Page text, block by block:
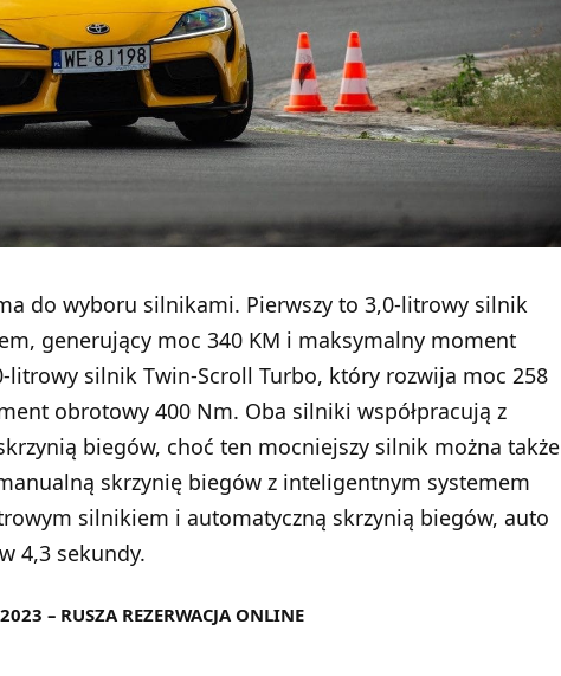
do wyboru silnikami. Pierwszy to 3,0-litrowy silnik
generujący moc 340 KM i maksymalny moment
silnik Twin-Scroll Turbo, który rozwija moc 258
obrotowy 400 Nm. Oba silniki współpracują z
biegów, choć ten mocniejszy silnik można także
skrzynię biegów z inteligentnym systemem
silnikiem i automatyczną skrzynią biegów, auto
4,3 sekundy.
– RUSZA REZERWACJA ONLINE